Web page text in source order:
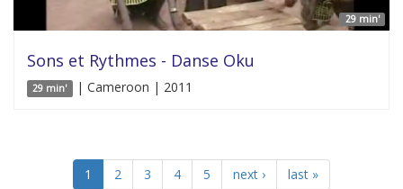
29 min'
Sons et Rythmes - Danse Oku
29 min' | Cameroon | 2011
1 2 3 4 5 next › last »